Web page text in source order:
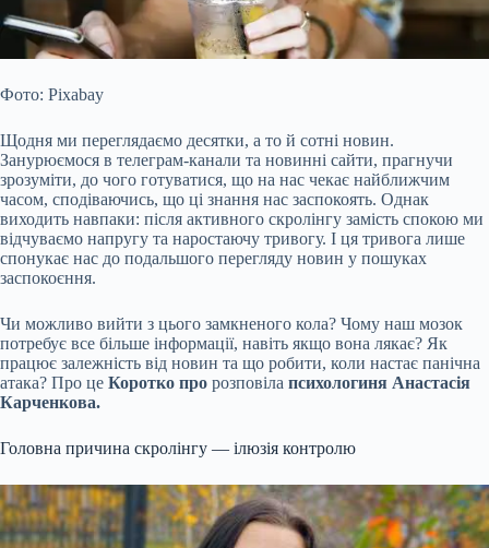
Фото: Pixabay
Щодня ми переглядаємо десятки, а то й сотні новин.
Занурюємося в телеграм-канали та новинні сайти, прагнучи
зрозуміти, до чого готуватися, що на нас чекає найближчим
часом, сподіваючись, що ці знання нас заспокоять. Однак
виходить навпаки: після активного скролінгу замість спокою ми
відчуваємо напругу та наростаючу тривогу. І ця тривога лише
спонукає нас до подальшого перегляду новин у пошуках
заспокоєння.
Чи можливо вийти з цього замкненого кола? Чому наш мозок
потребує все більше інформації, навіть якщо вона лякає? Як
працює залежність від новин та що робити, коли настає панічна
атака? Про це Коротко про розповіла психологиня Анастасія
Карченкова.
Головна причина скролінгу — ілюзія контролю